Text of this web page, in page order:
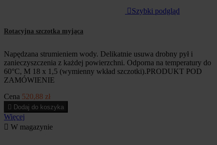
 Szybki podgląd
Rotacyjna szczotka myjąca
Napędzana strumieniem wody. Delikatnie usuwa drobny pył i
zanieczyszczenia z każdej powierzchni. Odporna na temperatury do
60°C, M 18 x 1,5 (wymienny wkład szczotki).PRODUKT POD
ZAMÓWIENIE
Cena 520,88 zł
 Dodaj do koszyka
Więcej
 W magazynie